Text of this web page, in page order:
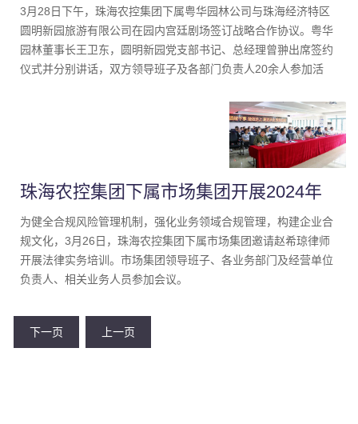
园签订战略合作协议
3月28日下午，珠海农控集团下属粤华园林公司与珠海经济特区
圆明新园旅游有限公司在园内宫廷剧场签订战略合作协议。粤华
园林董事长王卫东，圆明新园党支部书记、总经理曾翀出席签约
仪式并分别讲话，双方领导班子及各部门负责人20余人参加活
珠海农控集团下属市场集团开展2024年
度第一期法律实务培训会
为健全合规风险管理机制，强化业务领域合规管理，构建企业合
规文化，3月26日，珠海农控集团下属市场集团邀请赵希琼律师
开展法律实务培训。市场集团领导班子、各业务部门及经营单位
负责人、相关业务人员参加会议。
下一页 上一页